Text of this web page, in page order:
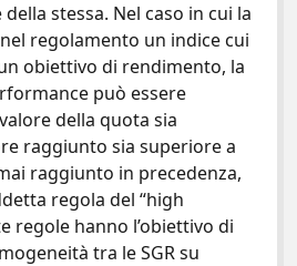
stessa. Nel caso in cui la
regolamento un indice cui
obiettivo di rendimento, la
può essere
della quota sia
raggiunto sia superiore a
raggiunto in precedenza,
regola del “high
regole hanno l’obiettivo di
tra le SGR su